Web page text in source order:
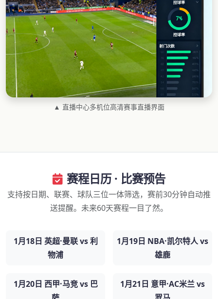
▲ 直播中心多机位高清赛事直播界面
赛程日历 · 比赛预告
支持按日期、联赛、球队三位一体筛选，赛前30分钟自动推
送提醒。未来60天赛程一目了然。
1月18日 英超·曼联 vs 利
物浦
1月19日 NBA·凯尔特人 vs
雄鹿
1月20日 西甲·马竞 vs 巴
1月21日 意甲·AC米兰 vs